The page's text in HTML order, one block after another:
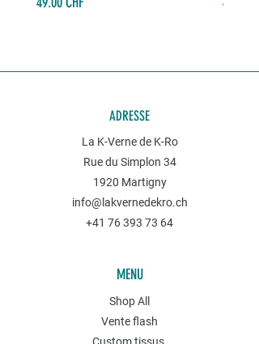
ADRESSE
La K-Verne de K-Ro
Rue du Simplon 34
1920 Martigny
info@lakvernedekro.ch
+41 76 393 73 64
MENU
Shop All
Vente flash